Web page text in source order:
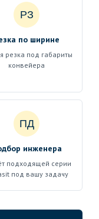
РЗ
по ширине
резка под габариты
конвейера
ПД
инженера
подходящей серии
под вашу задачу